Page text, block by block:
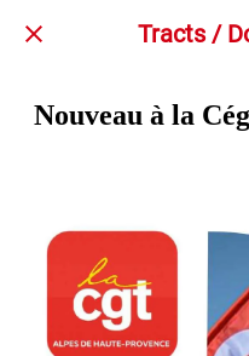
Tracts /
Nouveau à la